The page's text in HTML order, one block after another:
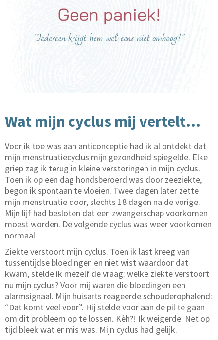
Wat mijn cyclus mij vertelt…
Voor ik toe was aan anticonceptie had ik al ontdekt dat
mijn menstruatiecyclus mijn gezondheid spiegelde. Elke
griep zag ik terug in kleine verstoringen in mijn cyclus.
Toen ik op een dag hondsberoerd was door zeeziekte,
begon ik spontaan te vloeien. Twee dagen later zette
mijn menstruatie door, slechts 18 dagen na de vorige.
Mijn lijf had besloten dat een zwangerschap voorkomen
moest worden. De volgende cyclus was weer voorkomen
normaal.
Ziekte verstoort mijn cyclus. Toen ik last kreeg van
tussentijdse bloedingen en niet wist waardoor dat
kwam, stelde ik mezelf de vraag: welke ziekte verstoort
nu mijn cyclus? Voor mij waren die bloedingen een
alarmsignaal. Mijn huisarts reageerde schouderophalend:
“Dat komt veel voor”. Hij stelde voor aan de pil te gaan
om dit probleem op te lossen. Kèh?! Ik weigerde. Net op
tijd bleek wat er mis was. Mijn cyclus had gelijk.